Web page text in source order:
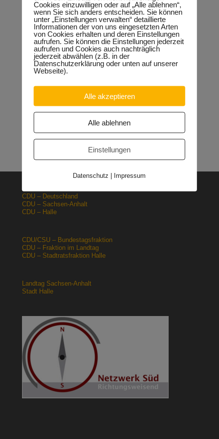
Neueste Beiträge
Sondervermögen für die Europachaussee richtige
Entscheidung! 30.04.2026
Halle: Erhöhung der Gewerbesteuer ist falsches Signal
Orgacid-Altlasten: Bund und Land mit in der Verantwortung
Halle: Sondervermögen Infrastruktur für die Europachaussee
Lehrpläne: Grundsteine für spätere Ausbildung werden in der
Grundschule gelegt 23.01.2026
CDU – Deutschland
CDU – Sachsen-Anhalt
CDU – Halle
CDU/CSU – Bundestagsfraktion
CDU – Fraktion im Landtag
CDU – Stadtratsfraktion Halle
Landtag Sachsen-Anhalt
Stadt Halle
Cookies einzuwilligen oder auf „Alle ablehnen“,
wenn Sie sich anders entscheiden. Sie können
unter „Einstellungen verwalten“ detaillierte
Informationen der von uns eingesetzten Arten
von Cookies erhalten und deren Einstellungen
aufrufen. Sie können die Einstellungen jederzeit
aufrufen und Cookies auch nachträglich
jederzeit abwählen (z.B. in der
Datenschutzerklärung oder unten auf unserer
Webseite).
Alle akzeptieren
Alle ablehnen
Einstellungen
Datenschutz | Impressum